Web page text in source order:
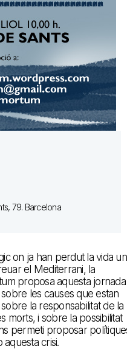
79. Barcelona
on ja han perdut la vida
el Mediterrani, la
proposa aquesta jornada
les causes que estan
la responsabilitat de la
morts, i sobre la possibilitat
permeti proposar
crisi.